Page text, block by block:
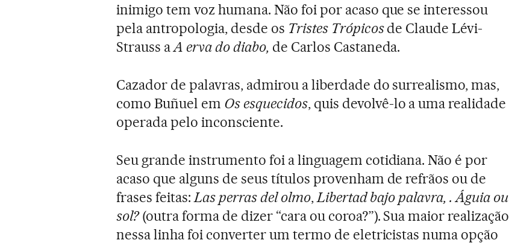
inimigo tem voz humana. Não foi por acaso que se interessou
pela antropologia, desde os Tristes Trópicosde Claude Lévi-
Strauss aA erva do diabo, de Carlos Castaneda.
Cazador de palavras, admirou a liberdade do surrealismo, mas,
como Buñuel em Os esquecidos, quis devolvê-lo a uma realidade
operada pelo inconsciente.
Seu grande instrumento foi a linguagem cotidiana. Não é por
acaso que alguns de seus títulos provenham de refrãos ou de
frases feitas: Las perras del olmo, Libertad bajo palavra, . Águia ou
sol?(outra forma de dizer “cara ou coroa?”). Sua maior realização
nessa linha foi converter um termo de eletricistas numa opção